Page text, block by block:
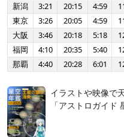
新潟
3:21 20:15 4:59
東京
3:26 20:05 4:59
大阪
3:46 20:18 5:18
福岡
4:10 20:35 5:40
那覇
4:40 20:28 6:01
イラストや映像で
「アストロガイド